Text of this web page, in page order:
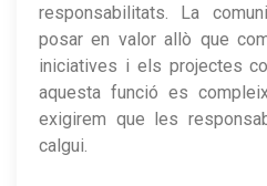
responsabilitats. La
posar en valor allò que
iniciatives i els projectes
aquesta funció es
exigirem que les
calgui.